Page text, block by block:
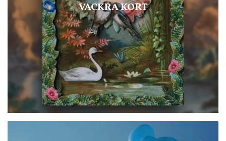
VACKRA KORT